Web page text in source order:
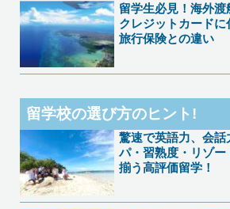
留学生必見！海外渡
クレジットカード
旅行保険との違い
留学校の選び方のヒント!
驚速で英語力、会
パ・習熟度・リゾ
揃う高評価留学！